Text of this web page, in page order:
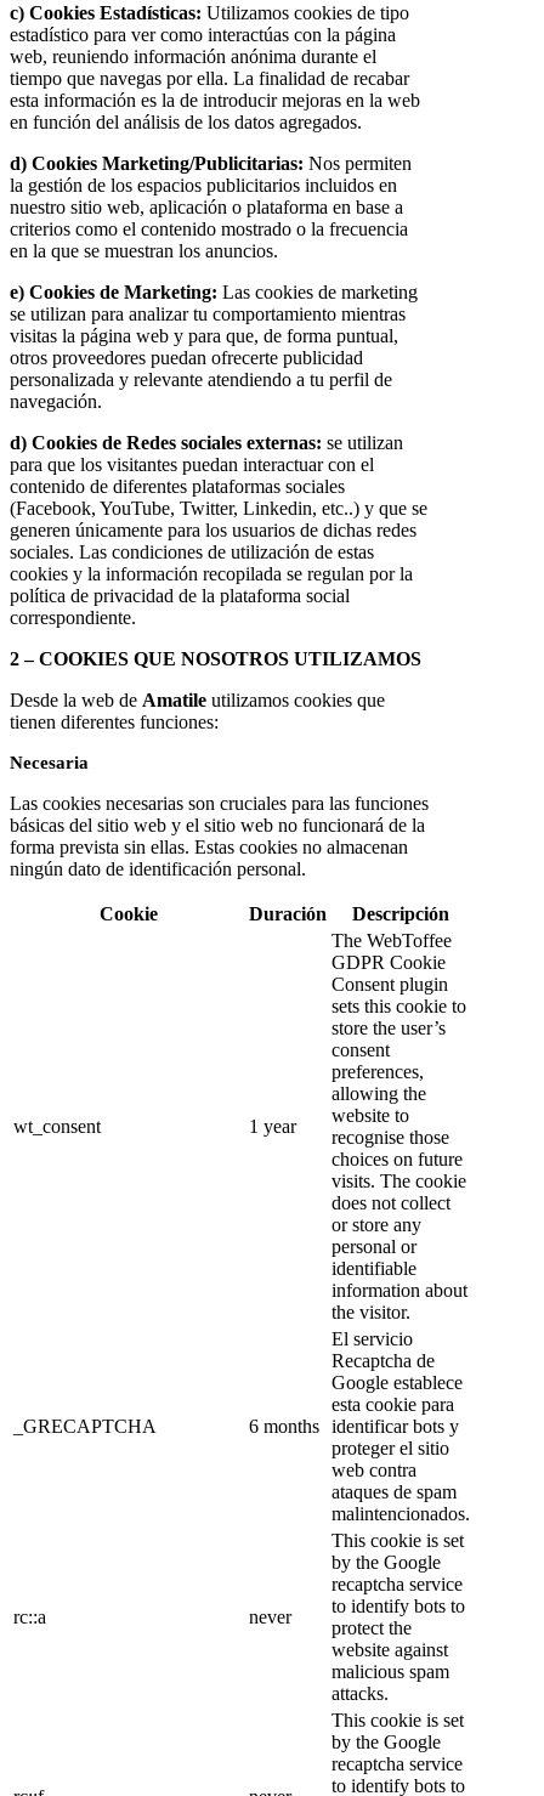
c) Cookies Estadísticas: Utilizamos cookies de tipo
estadístico para ver como interactúas con la página
web, reuniendo información anónima durante el
tiempo que navegas por ella. La finalidad de recabar
esta información es la de introducir mejoras en la web
en función del análisis de los datos agregados.
d) Cookies Marketing/Publicitarias: Nos permiten
la gestión de los espacios publicitarios incluidos en
nuestro sitio web, aplicación o plataforma en base a
criterios como el contenido mostrado o la frecuencia
en la que se muestran los anuncios.
e) Cookies de Marketing: Las cookies de marketing
se utilizan para analizar tu comportamiento mientras
visitas la página web y para que, de forma puntual,
otros proveedores puedan ofrecerte publicidad
personalizada y relevante atendiendo a tu perfil de
navegación.
d) Cookies de Redes sociales externas: se utilizan
para que los visitantes puedan interactuar con el
contenido de diferentes plataformas sociales
(Facebook, YouTube, Twitter, Linkedin, etc..) y que se
generen únicamente para los usuarios de dichas redes
sociales. Las condiciones de utilización de estas
cookies y la información recopilada se regulan por la
política de privacidad de la plataforma social
correspondiente.
2 – COOKIES QUE NOSOTROS UTILIZAMOS
Desde la web de Amatile utilizamos cookies que
tienen diferentes funciones:
Necesaria
Las cookies necesarias son cruciales para las funciones
básicas del sitio web y el sitio web no funcionará de la
forma prevista sin ellas. Estas cookies no almacenan
ningún dato de identificación personal.
Cookie Duración Descripción
wt_consent 1 year
The WebToffee
GDPR Cookie
Consent plugin
sets this cookie to
store the user’s
consent
preferences,
allowing the
website to
recognise those
choices on future
visits. The cookie
does not collect
or store any
personal or
identifiable
information about
the visitor.
_GRECAPTCHA 6 months
El servicio
Recaptcha de
Google establece
esta cookie para
identificar bots y
proteger el sitio
web contra
ataques de spam
malintencionados.
rc::a never
This cookie is set
by the Google
recaptcha service
to identify bots to
protect the
website against
malicious spam
attacks.
This cookie is set
by the Google
recaptcha service
to identify bots to